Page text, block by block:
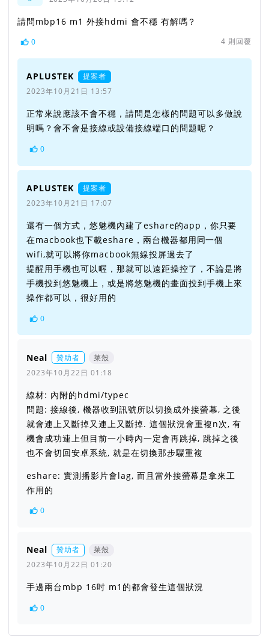
請問mbp16 m1 外接hdmi 會不穩 有解嗎？
0 4 則回覆
APLUSTEK
提案者
2023年10月21日 13:57
正常來說應該不會不穩，請問是怎樣的問題可以多做說
明嗎？會不會是接線或設備接線端口的問題呢？
0
APLUSTEK
提案者
2023年10月21日 17:07
還有一個方式，悠魅機內建了eshare的app，你只要
在macbook也下載eshare，兩台機器都用同一個
wifi,就可以將你macbook無線投屏過去了
提醒用手機也可以喔，那就可以遠距操控了，不論是將
手機投到悠魅機上，或是將悠魅機的畫面投到手機上來
操作都可以，很好用的
0
Neal 贊助者
菜殼
2023年10月22日 01:18
線材: 內附的hdmi/typec
問題: 接線後, 機器收到訊號所以切換成外接螢幕, 之後
就會連上又斷掉又連上又斷掉. 這個狀況會重複n次, 有
機會成功連上但目前一小時內一定會再跳掉, 跳掉之後
也不會切回安卓系統, 就是在切換那步驟重複
eshare: 實測播影片會lag, 而且當外接螢幕是拿來工
作用的
0
Neal 贊助者
菜殼
2023年10月22日 01:20
手邊兩台mbp 16吋 m1的都會發生這個狀況
0